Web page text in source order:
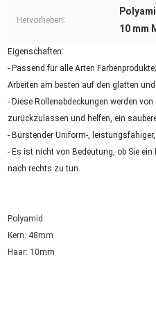
Hervorheben:
10 mm
Eigenschaften:
- Passend für alle Arten
Arbeiten am besten auf den glatten
- Diese Rollenabdeckungen werden
zurückzulassen und helfen, ein
- Bürstender Uniform-,
- Es ist nicht von Bedeutung, ob Sie
nach rechts zu tun.
Polyamid
Kern: 48mm
Haar: 10mm